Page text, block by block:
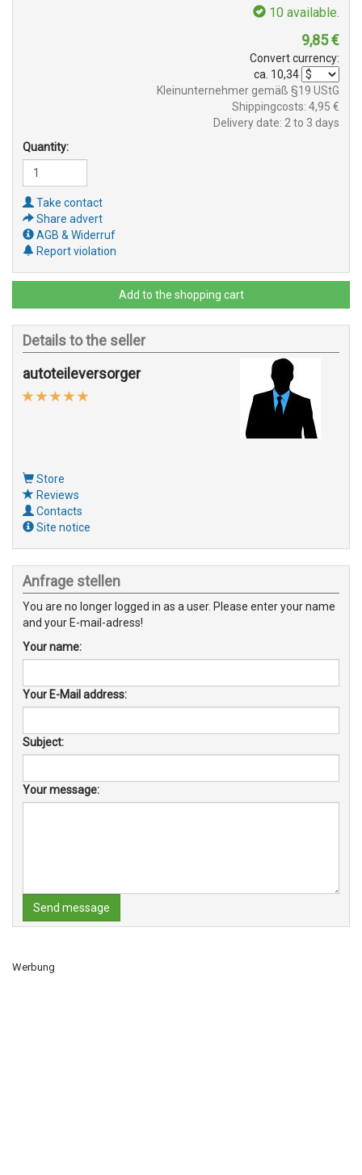
10 available.
9,85€
Convert currency:
ca. 10,34
Kleinunternehmer gemäß §19 UStG
Shippingcosts: 4,95 €
Delivery date: 2 to 3 days
Quantity:
Take contact
Share advert
AGB & Widerruf
Report violation
Add to the shopping cart
Details to the seller
autoteileversorger
Store
Reviews
Contacts
Site notice
Anfrage stellen
You are no longer logged in as a user. Please enter your name
and your E-mail-adress!
Your name:
Your E-Mail address:
Subject:
Your message:
Send message
Werbung